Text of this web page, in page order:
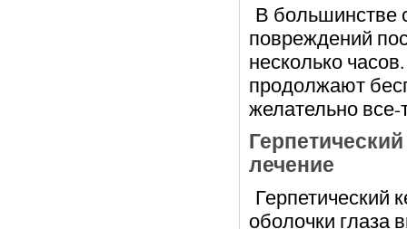
В большинстве
повреждений
несколько
продолжают
желательно все-
лечение
Герпетический
оболочки глаза